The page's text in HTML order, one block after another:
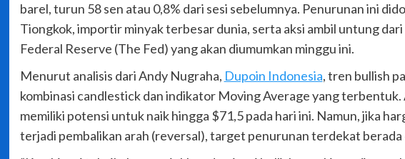
barel, turun 58 sen atau 0,8% dari sesi sebelumnya. Penurunan ini
Tiongkok, importir minyak terbesar dunia, serta aksi ambil untung
Federal Reserve (The Fed) yang akan diumumkan minggu ini.
Menurut analisis dari Andy Nugraha, Dupoin Indonesia, tren bullish
kombinasi candlestick dan indikator Moving Average yang
memiliki potensi untuk naik hingga $71,5 pada hari ini. Namun, jika
terjadi pembalikan arah (reversal), target penurunan terdekat berada